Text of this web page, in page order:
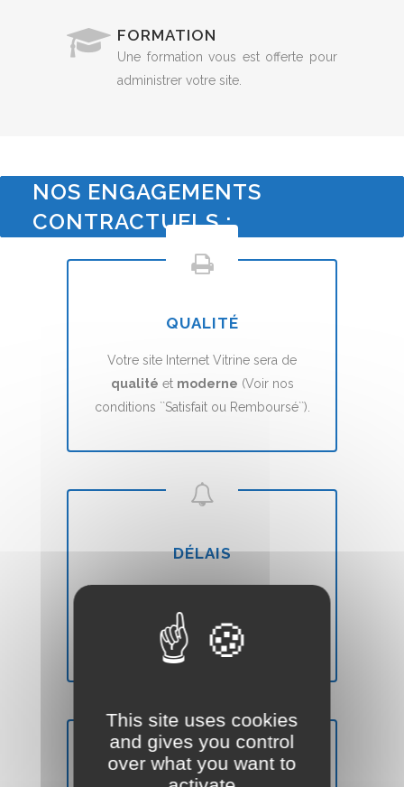
FORMATION
Une formation vous est offerte pour
administrer votre site.
NOS ENGAGEMENTS
CONTRACTUELS :
QUALITÉ
Votre site Internet Vitrine sera de
qualité et moderne (Voir nos
conditions ``Satisfait ou Remboursé``).
DÉLAIS
Votre site Web Vitrine sera mis en ligne
7 jours(voir nos CGVs).
This site uses cookies
and gives you control
over what you want to